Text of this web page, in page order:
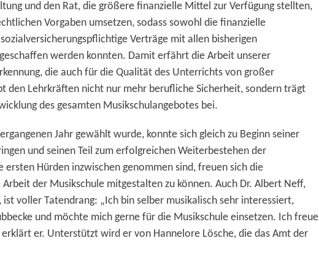
und den Rat, die größere finanzielle Mittel zur Verfügung stellten,
Vorgaben umsetzen, sodass sowohl die finanzielle
sozialversicherungspflichtige Verträge mit allen bisherigen
werden konnten. Damit erfährt die Arbeit unserer
die auch für die Qualität des Unterrichts von großer
den Lehrkräften nicht nur mehr berufliche Sicherheit, sondern trägt
des gesamten Musikschulangebotes bei.
Jahr gewählt wurde, konnte sich gleich zu Beginn seiner
und seinen Teil zum erfolgreichen Weiterbestehen der
Hürden inzwischen genommen sind, freuen sich die
der Musikschule mitgestalten zu können. Auch Dr. Albert Neff,
voller Tatendrang: „Ich bin selber musikalisch sehr interessiert,
und möchte mich gerne für die Musikschule einsetzen. Ich freue
er. Unterstützt wird er von Hannelore Lösche, die das Amt der